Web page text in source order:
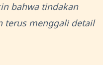
bahwa tindakan
terus menggali detail